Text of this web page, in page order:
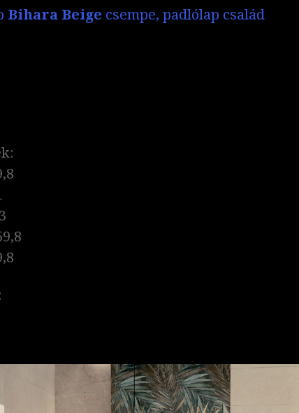
Bihara Beige csempe, padlólap család